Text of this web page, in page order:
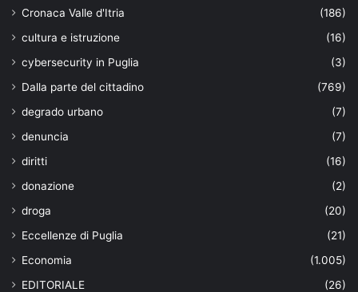
Cronaca Valle d'Itria
(186)
cultura e istruzione
(16)
cybersecurity in Puglia
(3)
Dalla parte del cittadino
(769)
degrado urbano
(7)
denuncia
(7)
diritti
(16)
donazione
(2)
droga
(20)
Eccellenze di Puglia
(21)
Economia
(1.005)
EDITORIALE
(26)